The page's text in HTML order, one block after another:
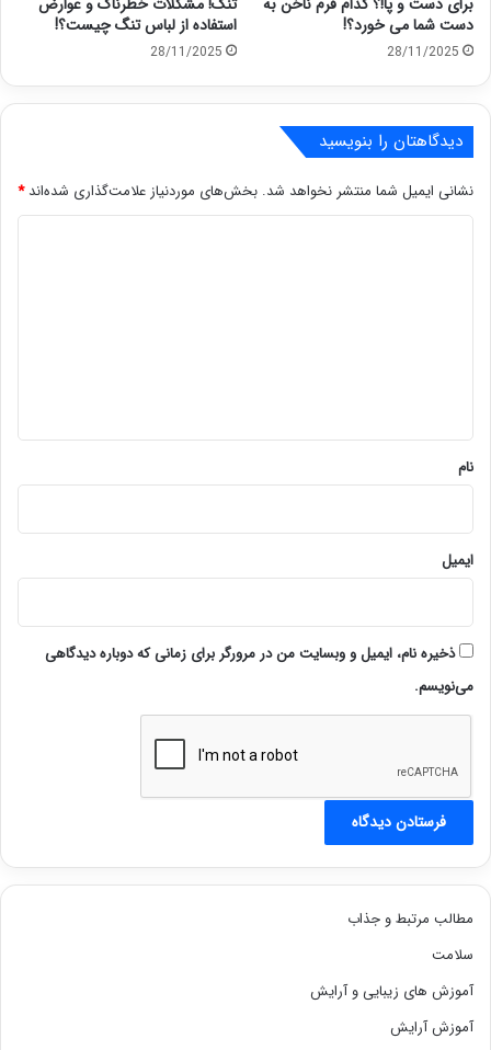
دست شما می خورد؟!
28/11/2025
استفاده از لباس تنگ چیست؟!
28/11/2025
دیدگاهتان را بنویسید
نشانی ایمیل شما منتشر نخواهد شد. بخش‌های موردنیاز علامت‌گذاری شده‌اند*
نام
ایمیل
ذخیره نام، ایمیل و وبسایت من در مرورگر برای زمانی که دوباره دیدگاهی
می‌نویسم.
مطالب مرتبط و جذاب
سلامت
آموزش های زیبایی و آرایش
آموزش آرایش